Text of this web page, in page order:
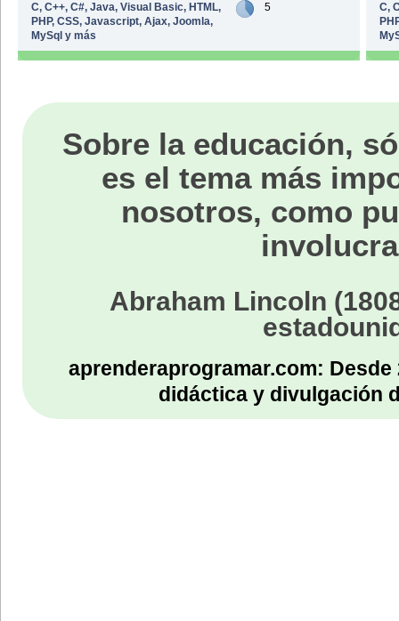
C, C++, C#, Java, Visual Basic, HTML,
PHP, CSS, Javascript, Ajax, Joomla,
MySql y más
5
C,
Sobre la educación,
es el tema más
nosotros, como
Abraham Lincoln
aprenderaprogramar.com:
didáctica y divulgación